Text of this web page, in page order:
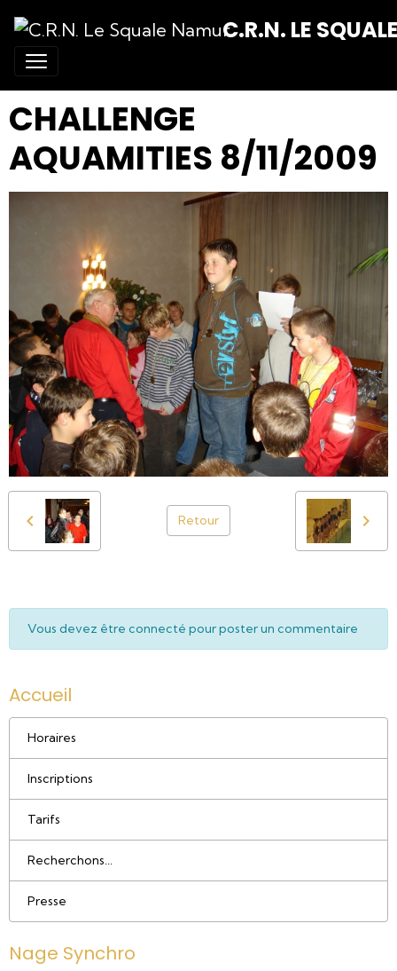
C.R.N. LE
CHALLENGE
AQUAMITIES 8/11/2009
Retour
Vous devez être connecté pour poster un commentaire
Accueil
Horaires
Inscriptions
Tarifs
Recherchons...
Presse
Nage Synchro